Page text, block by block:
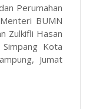
Perumahan
BUMN
Zulkifli Hasan
Kota
Jumat